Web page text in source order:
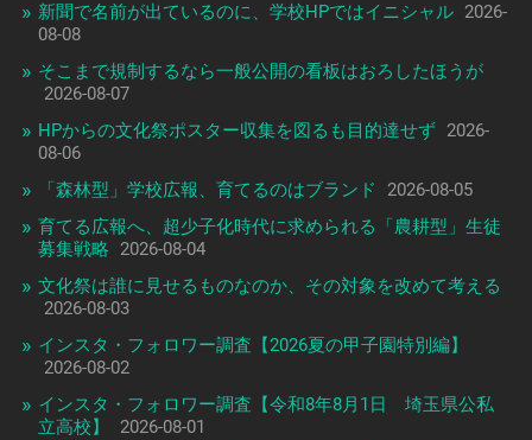
新聞で名前が出ているのに、学校HPではイニシャル 2026-
08-08
そこまで規制するなら一般公開の看板はおろしたほうが
2026-08-07
HPからの文化祭ポスター収集を図るも目的達せず
2026-
08-06
「森林型」学校広報、育てるのはブランド
2026-08-05
育てる広報へ、超少子化時代に求められる「農耕型」生徒
募集戦略
2026-08-04
文化祭は誰に見せるものなのか、その対象を改めて考える
2026-08-03
インスタ・フォロワー調査【2026夏の甲子園特別編】
2026-08-02
インスタ・フォロワー調査【令和8年8月1日 埼玉県公私
立高校】
2026-08-01